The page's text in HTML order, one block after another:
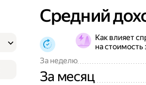
Средний
Как влияет
на стоимость
За неделю
За месяц